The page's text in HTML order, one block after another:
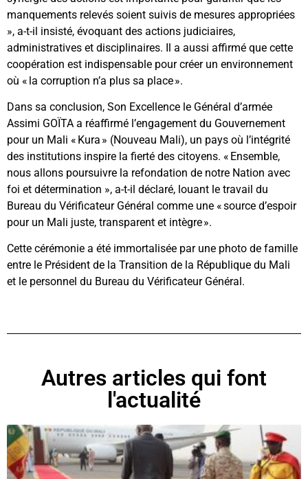
manquements relevés soient suivis de mesures appropriées
», a-t-il insisté, évoquant des actions judiciaires,
administratives et disciplinaires. Il a aussi affirmé que cette
coopération est indispensable pour créer un environnement
où « la corruption n’a plus sa place ».
Dans sa conclusion, Son Excellence le Général d’armée
Assimi GOÏTA a réaffirmé l’engagement du Gouvernement
pour un Mali « Kura » (Nouveau Mali), un pays où l’intégrité
des institutions inspire la fierté des citoyens. « Ensemble,
nous allons poursuivre la refondation de notre Nation avec
foi et détermination », a-t-il déclaré, louant le travail du
Bureau du Vérificateur Général comme une « source d’espoir
pour un Mali juste, transparent et intègre ».
Cette cérémonie a été immortalisée par une photo de famille
entre le Président de la Transition de la République du Mali
et le personnel du Bureau du Vérificateur Général.
Autres articles qui font
l'actualité